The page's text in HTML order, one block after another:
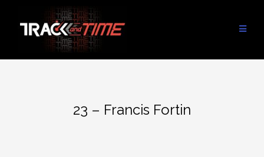
contenu
23 – Francis Fortin